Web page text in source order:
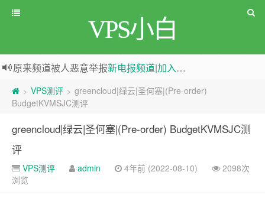
VPS小白
原来频道被人恶意举报新电报频道|加入电报群
greenwebpage|香港|日本|新加坡|美国等多地vps测评|移动直连|1Gbps带宽|年付€29
> VPS测评 > greencloud|绿云|圣何塞|(Pre-order)
BudgetKVMSJC测评
greencloud|绿云|圣何塞|(Pre-order) BudgetKVMSJC测
评
VPS测评 admin 4年前 (2022-08-10)
2098次
浏览